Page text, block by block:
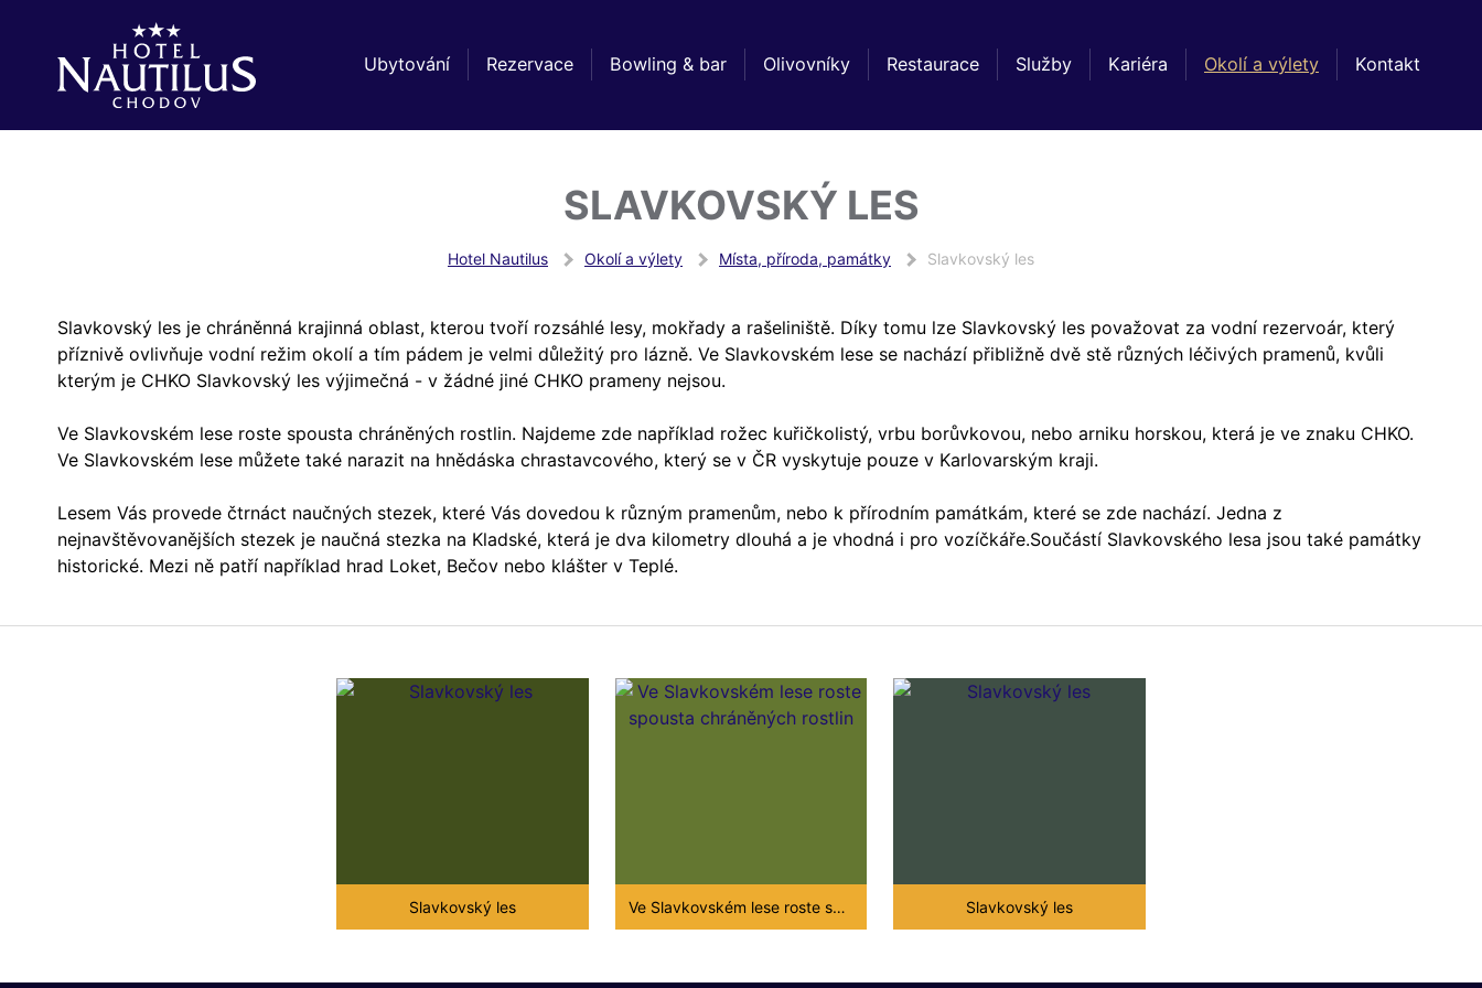
Ubytování Rezervace Bowling & bar Olivovníky Restaurace Služby Kariéra Okolí a výlety Kontakt
SLAVKOVSKÝ LES
Hotel Nautilus Okolí a výlety Místa, příroda, památky Slavkovský les
Slavkovský les je chráněnná krajinná oblast, kterou tvoří rozsáhlé lesy, mokřady a rašeliniště. Díky tomu lze Slavkovský les považovat za vodní rezervoár, který
příznivě ovlivňuje vodní režim okolí a tím pádem je velmi důležitý pro lázně. Ve Slavkovském lese se nachází přibližně dvě stě různých léčivých pramenů, kvůli
kterým je CHKO Slavkovský les výjimečná - v žádné jiné CHKO prameny nejsou.
Ve Slavkovském lese roste spousta chráněných rostlin. Najdeme zde například rožec kuřičkolistý, vrbu borůvkovou, nebo arniku horskou, která je ve znaku CHKO.
Ve Slavkovském lese můžete také narazit na hnědáska chrastavcového, který se v ČR vyskytuje pouze v Karlovarským kraji.
Lesem Vás provede čtrnáct naučných stezek, které Vás dovedou k různým pramenům, nebo k přírodním památkám, které se zde nachází. Jedna z
nejnavštěvovanějších stezek je naučná stezka na Kladské, která je dva kilometry dlouhá a je vhodná i pro vozíčkáře.Součástí Slavkovského lesa jsou také památky
historické. Mezi ně patří například hrad Loket, Bečov nebo klášter v Teplé.
Slavkovský les Ve Slavkovském lese roste spousta chráněných rostlin Slavkovský les